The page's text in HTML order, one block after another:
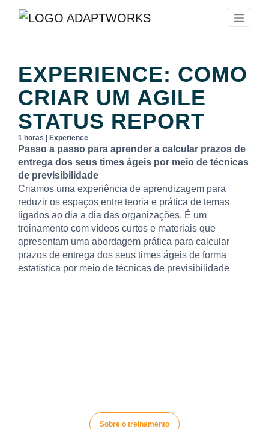
EXPERIENCE: COMO
CRIAR UM AGILE
STATUS REPORT
1 horas | Experience
Passo a passo para aprender a calcular prazos de
entrega dos seus times ágeis por meio de técnicas
de previsibilidade
Criamos uma experiência de aprendizagem para
reduzir os espaços entre teoria e prática de temas
ligados ao dia a dia das organizações. É um
treinamento com vídeos curtos e materiais que
apresentam uma abordagem prática para calcular
prazos de entrega dos seus times ágeis de forma
estatística por meio de técnicas de previsibilidade
Sobre o treinamento